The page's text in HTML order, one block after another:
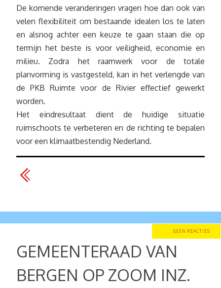
De komende veranderingen vragen hoe dan ook van
velen flexibiliteit om bestaande idealen los te laten
en alsnog achter een keuze te gaan staan die op
termijn het beste is voor veiligheid, economie en
milieu. Zodra het raamwerk voor de totale
planvorming is vastgesteld, kan in het verlengde van
de PKB Ruimte voor de Rivier effectief gewerkt
worden.
Het eindresultaat dient de huidige situatie
ruimschoots te verbeteren en de richting te bepalen
voor een klimaatbestendig Nederland.
GEEN REACTIES
GEMEENTERAAD VAN
BERGEN OP ZOOM INZ.